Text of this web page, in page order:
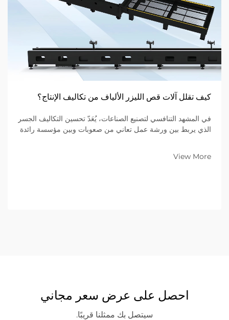
كيف تقلل آلات قص الليزر الألياف من تكاليف الإنتاج؟
في المشهد التنافسي لتصنيع الصناعات، يُعَدّ تحسين التكاليف الجسر
الذي يربط بين ورشة عمل تعاني من صعوبات وبين مؤسسة رائدة
أرضية المصنع تُحدِّد...
View More
احصل على عرض سعر مجاني
سيتصل بك ممثلنا قريبًا.